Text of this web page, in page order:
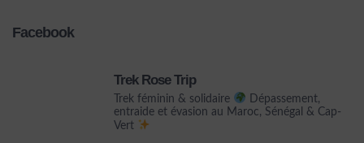
Facebook
Trek Rose Trip
Trek féminin & solidaire
Dépassement,
entraide et évasion au Maroc, Sénégal & Cap-
Vert